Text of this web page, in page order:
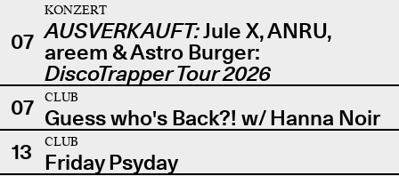
07
KONZERT
AUSVERKAUFT:Jule X, ANRU,
areem & Astro Burger:
DiscoTrapper Tour 2026
07
CLUB
Guess who's Back?! w/ Hanna Noir
13
CLUB
Friday Psyday